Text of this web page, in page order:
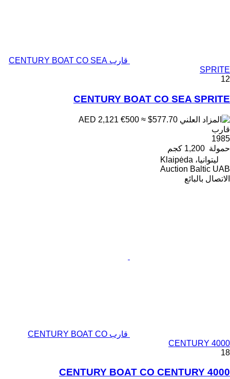
قارب CENTURY BOAT CO SEA
SPRITE
12
CENTURY BOAT CO SEA SPRITE
€500 ≈ $577.70
قارب
1985
حمولة 1,200 كجم
ليتوانيا، Klaipėda
Auction Baltic UAB
الاتصال بالبائع
قارب CENTURY BOAT CO
CENTURY 4000
18
CENTURY BOAT CO CENTURY 4000